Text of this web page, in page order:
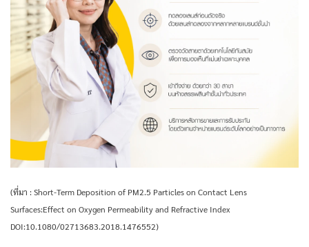
(ที่มา : Short-Term Deposition of PM2.5 Particles on Contact Lens
Surfaces:Effect on Oxygen Permeability and Refractive Index
DOI:10.1080/02713683.2018.1476552)